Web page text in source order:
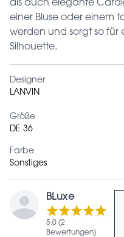
als auch elegante
einer Bluse oder einem
werden und sorgt so für
Silhouette.
Designer
LANVIN
Größe
DE 36
Farbe
Sonstiges
BLuxe
5.0 (2
Bewertungen)